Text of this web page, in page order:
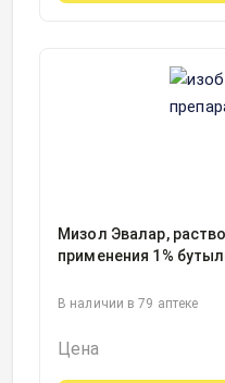
Мизол Эвалар,
применения 1%
В наличии в 79 аптеке
Цена